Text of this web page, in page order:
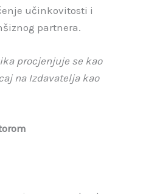
učinkovitosti i
partnera.
procjenjuje se kao
na Izdavatelja kao